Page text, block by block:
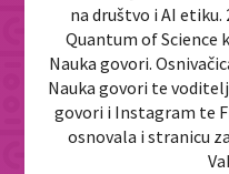
na društvo i AI etiku.
Quantum of Science
Nauka govori.
Nauka govori te
govori i Instagram te
osnovala i stranicu